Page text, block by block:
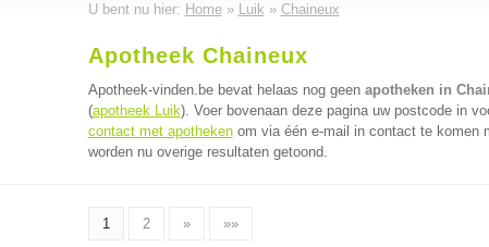
U bent nu hier: Home» Luik » Chaineux
Apotheek Chaineux
Apotheek-vinden.be bevat helaas nog geen apotheken in
(apotheek Luik). Voer bovenaan deze pagina uw postcode in
contact met apothekenom via één e-mail in contact te komen
worden nu overige resultaten getoond.
1 2 » »»